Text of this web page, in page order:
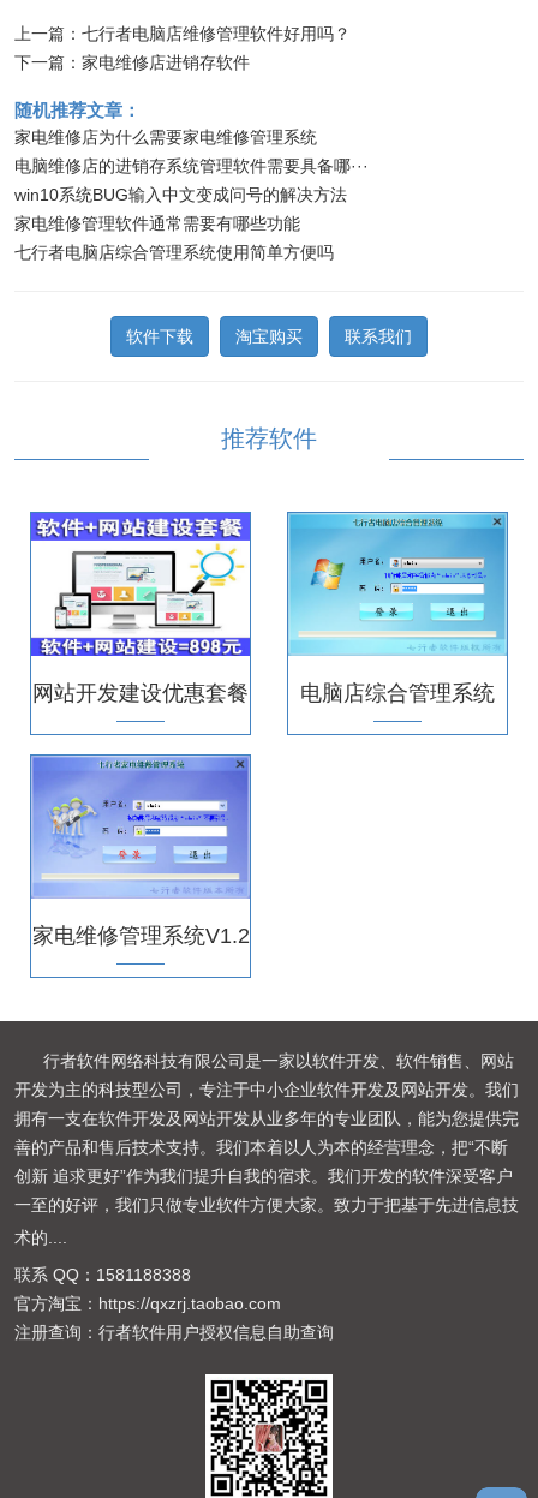
上一篇： 七行者电脑店维修管理软件好用吗？
下一篇： 家电维修店进销存软件
随机推荐文章：
家电维修店为什么需要家电维修管理系统
电脑维修店的进销存系统管理软件需要具备哪···
win10系统BUG输入中文变成问号的解决方法
家电维修管理软件通常需要有哪些功能
七行者电脑店综合管理系统使用简单方便吗
软件下载 淘宝购买 联系我们
推荐软件
网站开发建设优惠套餐
电脑店综合管理系统
V4.3.0
家电维修管理系统V1.2
行者软件网络科技有限公司是一家以软件开发、软件销售、网站
开发为主的科技型公司，专注于中小企业软件开发及网站开发。我们
拥有一支在软件开发及网站开发从业多年的专业团队，能为您提供完
善的产品和售后技术支持。我们本着以人为本的经营理念，把“不断
创新 追求更好”作为我们提升自我的宿求。我们开发的软件深受客户
一至的好评，我们只做专业软件方便大家。致力于把基于先进信息技
术的
联系 QQ： 1581188388
官方淘宝： https://qxzrj.taobao.com
注册查询： 行者软件用户授权信息自助查询